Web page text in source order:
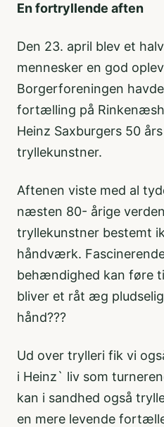
En fortryllende aften
Den 23. april blev et
mennesker en god
Borgerforeningen
fortælling på
Heinz Saxburgers 50
tryllekunstner.
Aftenen viste med al
næsten 80- årige
tryllekunstner bestemt
håndværk.
behændighed kan føre
bliver et råt æg
hånd???
Ud over trylleri fik vi
i Heinz` liv som
kan i sandhed også
en mere levende